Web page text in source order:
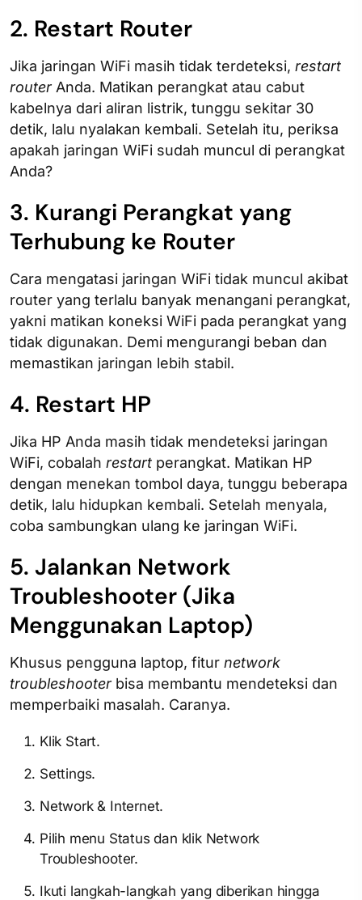
2. Restart Router
Jika jaringan WiFi masih tidak terdeteksi, restart
routerAnda. Matikan perangkat atau cabut
kabelnya dari aliran listrik, tunggu sekitar 30
detik, lalu nyalakan kembali. Setelah itu, periksa
apakah jaringan WiFi sudah muncul di perangkat
Anda?
3. Kurangi Perangkat yang
Terhubung ke Router
Cara mengatasi jaringan WiFi tidak muncul​ akibat
router yang terlalu banyak menangani perangkat,
yakni matikan koneksi WiFi pada perangkat yang
tidak digunakan. Demi mengurangi beban dan
memastikan jaringan lebih stabil.
4. Restart HP
Jika HP Anda masih tidak mendeteksi jaringan
WiFi, cobalah restart perangkat. Matikan HP
dengan menekan tombol daya, tunggu beberapa
detik, lalu hidupkan kembali. Setelah menyala,
coba sambungkan ulang ke jaringan WiFi.
5. Jalankan Network
Troubleshooter (Jika
Menggunakan Laptop)
Khusus pengguna laptop, fitur network
troubleshooterbisa membantu mendeteksi dan
memperbaiki masalah. Caranya.
Klik Start.
Settings.
Network & Internet.
Pilih menu Status dan klik Network
Troubleshooter.
Ikuti langkah-langkah yang diberikan hingga